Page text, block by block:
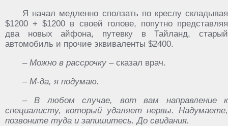
Я начал медленно сползать по креслу складывая
$1200 + $1200 в своей голове, попутно представляя
два новых айфона, путевку в Тайланд, старый
автомобиль и прочие эквиваленты $2400.
– Можно в рассрочку – сказал врач.
– М-да, я подумаю.
– В любом случае, вот вам направление к
специалисту, который удаляет нервы. Надумаете,
позвоните туда и запишитесь. До свидания.